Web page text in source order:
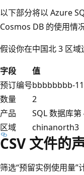
以下部分将以 Azure
Cosmos DB 的使用情况
假设你在中国北 3 区域
字段
值
预订编号bbbbbbbb-
数量
2
产品
SQL 数据库第
区域
chinanorth3
CSV 文件的
筛选“预留实例使用量